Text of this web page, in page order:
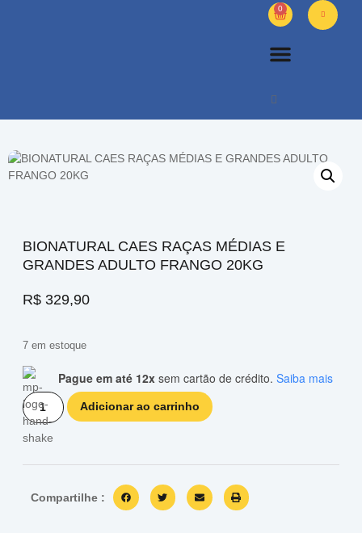
0
BIONATURAL CAES RAÇAS MÉDIAS E
GRANDES ADULTO FRANGO 20KG
R$ 329,90
7 em estoque
Pague em até 12x sem cartão de crédito. Saiba mais
Adicionar ao carrinho
Compartilhe :